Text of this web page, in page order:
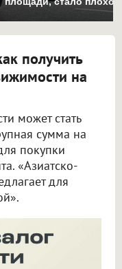
получить
на
может стать
сумма на
покупки
«Азиатско-
для